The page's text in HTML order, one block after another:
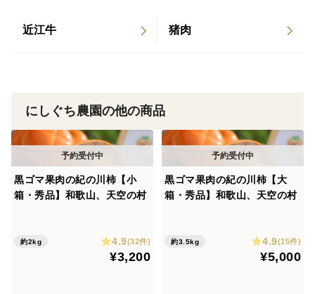
近江牛 猪肉
にしぐち農園の他の商品
黒ゴマ果肉の紀の川柿【小
箱・秀品】和歌山、天空の村
約2kg 4.9(32件)
¥3,200
黒ゴマ果肉の紀の川柿【大
箱・秀品】和歌山、天空の村
約3.5kg 4.9(15件)
¥5,000